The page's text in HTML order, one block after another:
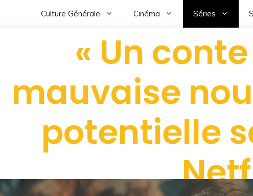
Culture Générale Cinéma Séries
« Un
mauvaise
potentielle